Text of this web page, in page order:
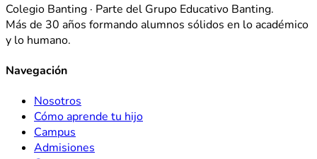
Colegio Banting · Parte del Grupo Educativo Banting.
Más de 30 años formando alumnos sólidos en lo académico
y lo humano.
Navegación
Nosotros
Cómo aprende tu hijo
Campus
Admisiones